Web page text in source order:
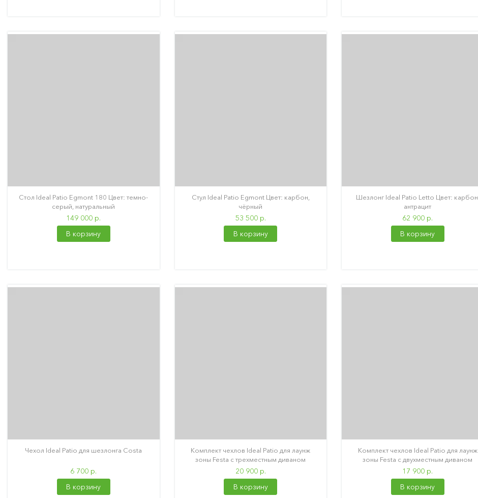
Стол Ideal Patio Egmont 180 Цвет: темно-
серый, натуральный
149 000 р.
В корзину
Стул Ideal Patio Egmont Цвет: карбон,
чёрный
53 500 р.
В корзину
Шезлонг Ideal Patio Letto Цвет: карбон,
антрацит
62 900 р.
В корзину
Чехол Ideal Patio для шезлонга Costa
6 700 р.
В корзину
Комплект чехлов Ideal Patio для лаунж
зоны Festa с трехместным диваном
20 900 р.
В корзину
Комплект чехлов Ideal Patio для лаунж
зоны Festa с двухместным диваном
17 900 р.
В корзину